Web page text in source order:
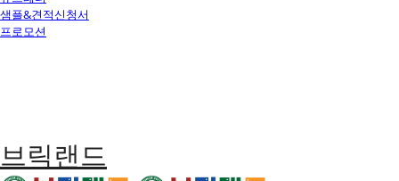
샘플&견적신청서
프로모션
브릭랜드